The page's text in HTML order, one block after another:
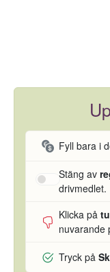
Fyll bara i
Stäng av
drivmedlet.
Klicka på
nuvarande
Tryck på